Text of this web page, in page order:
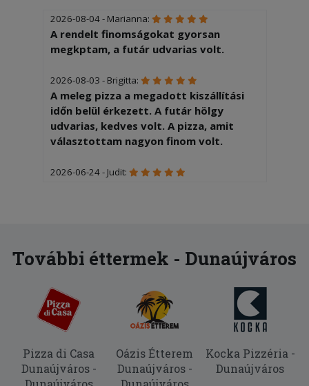
2026-08-04 - Marianna:
A rendelt finomságokat gyorsan
megkptam, a futár udvarias volt.
2026-08-03 - Brigitta:
A meleg pizza a megadott kiszállítási
időn belül érkezett. A futár hölgy
udvarias, kedves volt. A pizza, amit
választottam nagyon finom volt.
2026-06-24 - Judit:
van. Köszönjük!
Igen finom volt
2026-05-04 - :
2026-03-09 - Szabina:
További éttermek - Dunaújváros
Pizza di Casa
Dunaújváros -
Oázis Étterem
Dunaújváros -
Kocka Pizzéria -
Dunaújváros